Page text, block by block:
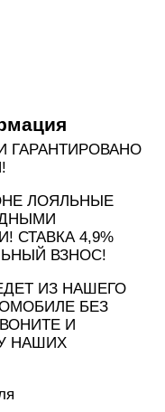
ГАРАНТИРОВАНО
ЛОЯЛЬНЫЕ
СТАВКА 4,9%
ВЗНОС!
ИЗ НАШЕГО
БЕЗ
И
НАШИХ